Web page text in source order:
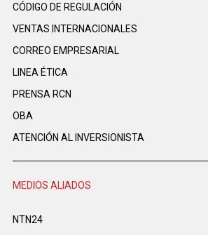
CÓDIGO DE REGULACIÓN
VENTAS INTERNACIONALES
CORREO EMPRESARIAL
LINEA ÉTICA
PRENSA RCN
OBA
ATENCIÓN AL INVERSIONISTA
MEDIOS ALIADOS
NTN24